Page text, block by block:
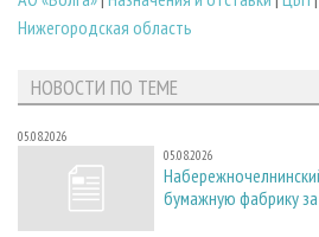
Нижегородская область
НОВОСТИ ПО ТЕМЕ
05.08.2026
05.08.2026
бумажную фабрику